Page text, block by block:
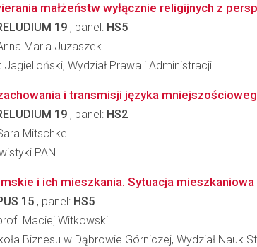
małżeństw wyłącznie religijnych z
19 , panel: HS5
Maria Juzaszek
Jagielloński, Wydział Prawa i Administracji
i transmisji języka
19 , panel: HS2
Mitschke
PAN
i ich mieszkania. Sytuacja
15 , panel: HS5
Maciej Witkowski
Biznesu w Dąbrowie Górniczej, Wydział Nauk